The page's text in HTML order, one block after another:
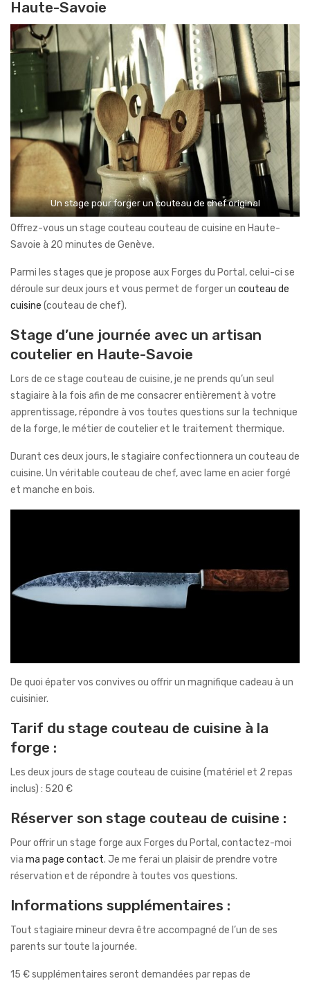
Haute-Savoie
Un stage pour forger un couteau de chef original
Offrez-vous un stage couteau couteau de cuisine en Haute-
Savoie à 20 minutes de Genève.
Parmi les stages que je propose aux Forges du Portal, celui-ci se
déroule sur deux jours et vous permet de forger un couteau de
cuisine (couteau de chef).
Stage d’une journée avec un artisan
coutelier en Haute-Savoie
Lors de ce stage couteau de cuisine, je ne prends qu’un seul
stagiaire à la fois afin de me consacrer entièrement à votre
apprentissage, répondre à vos toutes questions sur la technique
de la forge, le métier de coutelier et le traitement thermique.
Durant ces deux jours, le stagiaire confectionnera un couteau de
cuisine. Un véritable couteau de chef, avec lame en acier forgé
et manche en bois.
De quoi épater vos convives ou offrir un magnifique cadeau à un
cuisinier.
Tarif du stage couteau de cuisine à la
forge :
Les deux jours de stage couteau de cuisine (matériel et 2 repas
inclus) : 520 €
Réserver son stage couteau de cuisine :
Pour offrir un stage forge aux Forges du Portal, contactez-moi
via ma page contact. Je me ferai un plaisir de prendre votre
réservation et de répondre à toutes vos questions.
Informations supplémentaires :
Tout stagiaire mineur devra être accompagné de l’un de ses
parents sur toute la journée.
15 € supplémentaires seront demandées par repas de